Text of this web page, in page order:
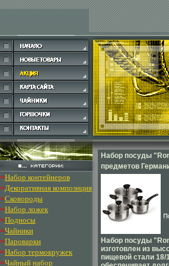
»Набор контейнеров
»Декоративная композиция
»Сковороды
»Набор ложек
»Подносы
»Чайники
»Пароварки
»Набор термокружек
»Чайный набор
Набор посуды
предметов
6246o.
Набор посуды
изготовлен из
пищевой стали 18/